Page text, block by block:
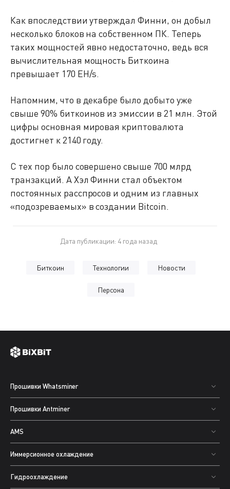
Как впоследствии утверждал Финни, он добыл
несколько блоков на собственном ПК. Теперь
таких мощностей явно недостаточно, ведь вся
вычислительная мощность Биткоина
превышает 170 EH/s.
Напомним, что в декабре было добыто уже
свыше 90% биткоинов из эмиссии в 21 млн. Этой
цифры основная мировая криптовалюта
достигнет к 2140 году.
С тех пор было совершено свыше 700 млрд
транзакций. А Хэл Финни стал объектом
постоянных расспросов и одним из главных
«подозреваемых» в создании Bitcoin.
Дата публикации: 4 года назад
Биткоин Технологии Новости
Персона
Прошивки Whatsminer
Прошивки Antminer
AMS
Иммерсионное охлаждение
Гидроохлаждение